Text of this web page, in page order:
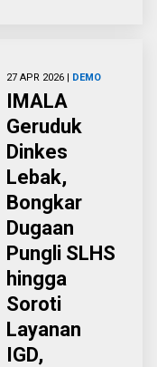
27 APR 2026 | DEMO
IMALA
Geruduk
Dinkes
Lebak,
Bongkar
Dugaan
Pungli SLHS
hingga
Soroti
Layanan
IGD,